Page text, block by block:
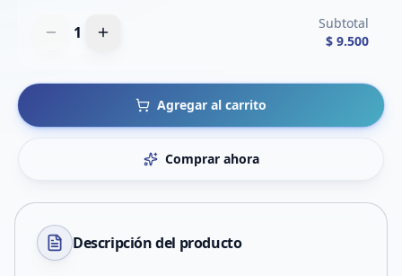
1
Subtotal
$ 9.500
Agregar al carrito
Comprar ahora
Descripción del producto